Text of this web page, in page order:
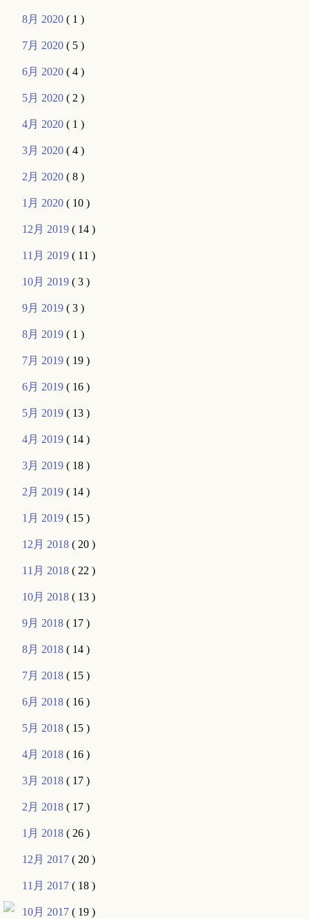
8月 2020( 1 )
7月 2020( 5 )
6月 2020( 4 )
5月 2020( 2 )
4月 2020( 1 )
3月 2020( 4 )
2月 2020( 8 )
1月 2020( 10 )
12月 2019( 14 )
11月 2019( 11 )
10月 2019( 3 )
9月 2019( 3 )
8月 2019( 1 )
7月 2019( 19 )
6月 2019( 16 )
5月 2019( 13 )
4月 2019( 14 )
3月 2019( 18 )
2月 2019( 14 )
1月 2019( 15 )
12月 2018( 20 )
11月 2018( 22 )
10月 2018( 13 )
9月 2018( 17 )
8月 2018( 14 )
7月 2018( 15 )
6月 2018( 16 )
5月 2018( 15 )
4月 2018( 16 )
3月 2018( 17 )
2月 2018( 17 )
1月 2018( 26 )
12月 2017( 20 )
11月 2017( 18 )
10月 2017( 19 )